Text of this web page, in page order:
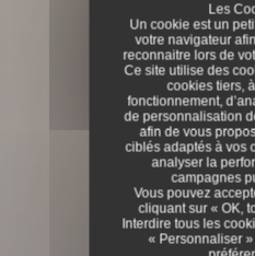
Les
Un cookie est un
votre navigateur
reconnaitre lors de
Ce site utilise des
cookies tiers,
fonctionnement,
de personnalisation
afin de vous
ciblés adaptés à vos
analyser la
campagnes
Vous pouvez
cliquant sur « OK,
Interdire tous les
« Personnaliser